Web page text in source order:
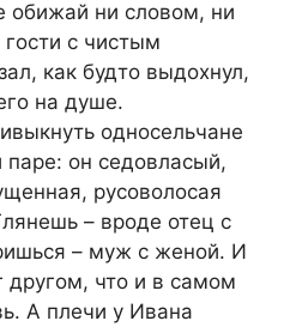
ни словом, ни
с чистым
как будто выдохнул,
на душе.
односельчане
паре: он седовласый,
русоволосая
– вроде отец с
– муж с женой. И
другом, что и в самом
А плечи у Ивана